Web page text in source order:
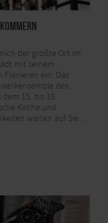
der größte Ort im
mit seinem
Flanieren ein: Das
des
15. bis 18.
Kirche und
warten auf Sie…